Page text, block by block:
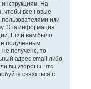
На
чтобы все новые
или
Эта информация
Если вам было
полученным
получено, то
адрес email либо
вы уверены, что
связаться с